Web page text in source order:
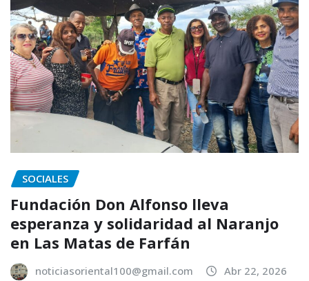
SOCIALES
Fundación Don Alfonso lleva
esperanza y solidaridad al Naranjo
en Las Matas de Farfán
noticiasoriental100@gmail.com Abr 22, 2026